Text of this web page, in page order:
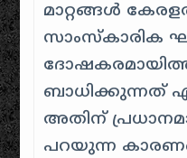
മാറ്റങ്ങൾ
സാംസ്കാരിക
ബാധിക്കുന്നത്
അതിന്
പറയുന്ന